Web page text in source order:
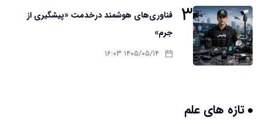
۳
فناوری‌های هوشمند درخدمت «پیشگیری از
جرم»
۱۴۰۵/۰۵/۱۴ ۱۶:۰۳
تازه های علم